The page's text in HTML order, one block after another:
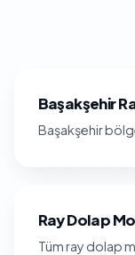
Başakşehir
Başakşehir
Ray Dolap
Tüm ray dolap